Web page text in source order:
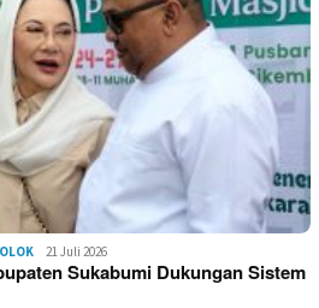
21 Juli 2026
Sukabumi Dukungan Sistem